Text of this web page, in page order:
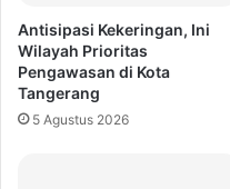
Antisipasi Kekeringan, Ini
Wilayah Prioritas
Pengawasan di Kota
Tangerang
5 Agustus 2026